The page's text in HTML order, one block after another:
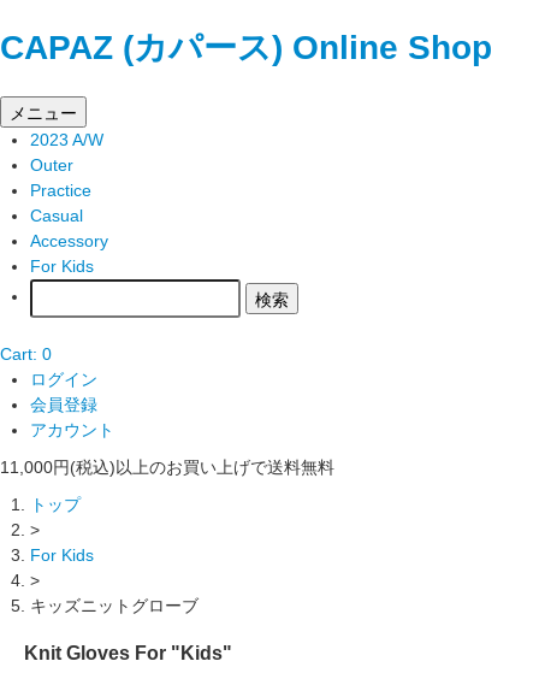
CAPAZ (カパース) Online Shop
メニュー
2023 A/W
Outer
Practice
Casual
Accessory
For Kids
Cart: 0
ログイン
会員登録
アカウント
11,000円(税込)以上のお買い上げで送料無料
トップ
>
For Kids
>
キッズニットグローブ
Knit Gloves For "Kids"